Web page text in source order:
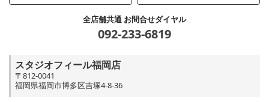
全店舗共通 お問合せダイヤル
092-233-6819
スタジオフィール福岡店
〒812-0041
福岡県福岡市博多区吉塚4-8-36